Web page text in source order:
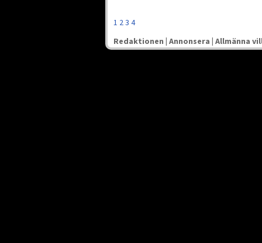
1 23 4
Redaktionen | Annonsera | Allmänna